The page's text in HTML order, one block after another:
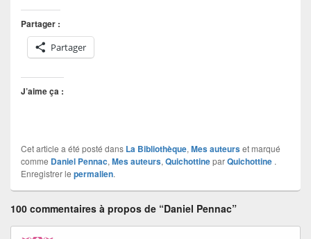
Partager :
Partager
J’aime ça :
Cet article a été posté dans La Bibliothèque, Mes auteurset marqué
comme Daniel Pennac, Mes auteurs, QuichottineparQuichottine .
Enregistrer le permalien.
100 commentaires à propos de “Daniel Pennac”